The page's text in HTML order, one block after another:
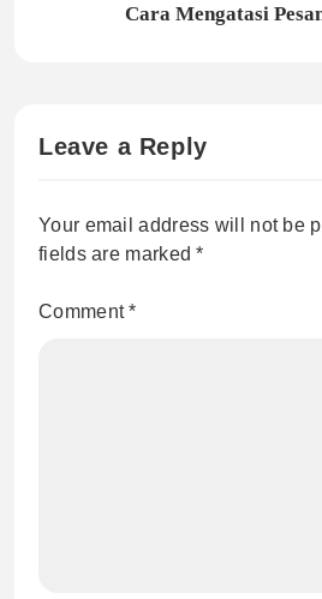
Cara Mengatasi
Leave a Reply
Your email address will not be
fields are marked*
Comment*